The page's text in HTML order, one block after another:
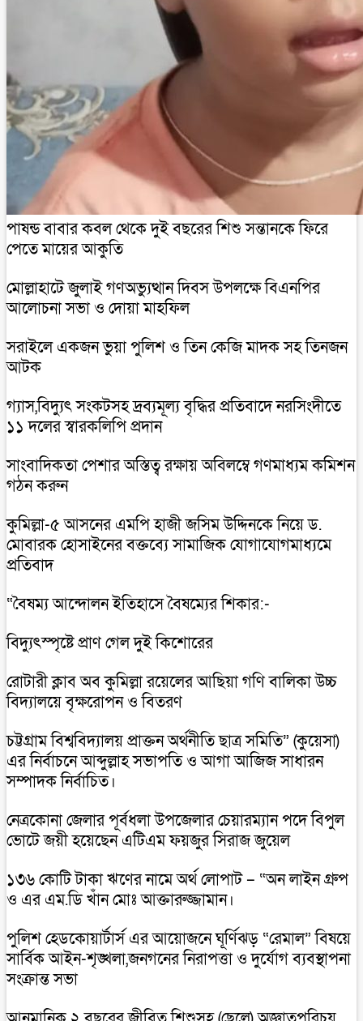
পাষন্ড বাবার কবল থেকে দুই বছরের শিশু সন্তানকে ফিরে
পেতে মায়ের আকুতি
মোল্লাহাটে জুলাই গণঅভ্যুত্থান দিবস উপলক্ষে বিএনপির
আলোচনা সভা ও দোয়া মাহফিল
সরাইলে একজন ভুয়া পুলিশ ও তিন কেজি মাদক সহ তিনজন
আটক
গ্যাস,বিদ্যুৎ সংকটসহ দ্রব্যমূল্য বৃদ্ধির প্রতিবাদে নরসিংদীতে
১১ দলের স্বারকলিপি প্রদান
সাংবাদিকতা পেশার অস্তিত্ব রক্ষায় অবিলম্বে গণমাধ্যম কমিশন
গঠন করুন
কুমিল্লা-৫ আসনের এমপি হাজী জসিম উদ্দিনকে নিয়ে ড.
মোবারক হোসাইনের বক্তব্যে সামাজিক যোগাযোগমাধ্যমে
প্রতিবাদ
“বৈষম্য আন্দোলন ইতিহাসে বৈষম্যের শিকার:-
বিদ্যুৎস্পৃষ্টে প্রাণ গেল দুই কিশোরের
রোটারী ক্লাব অব কুমিল্লা রয়েলের আছিয়া গণি বালিকা উচ্চ
বিদ্যালয়ে বৃক্ষরোপন ও বিতরণ
চট্টগ্রাম বিশ্ববিদ্যালয় প্রাক্তন অর্থনীতি ছাত্র সমিতি” (কুয়েসা)
এর নির্বাচনে আব্দুল্লাহ সভাপতি ও আগা আজিজ সাধারন
সম্পাদক নির্বাচিত।
নেত্রকোনা জেলার পূর্বধলা উপজেলার চেয়ারম্যান পদে বিপুল
ভোটে জয়ী হয়েছেন এটিএম ফয়জুর সিরাজ জুয়েল
১৩৬ কোটি টাকা ঋণের নামে অর্থ লোপাট – “অন লাইন গ্রুপ
ও এর এম.ডি খাঁন মোঃ আক্তারুজ্জামান।
পুলিশ হেডকোয়ার্টার্স এর আয়োজনে ঘূর্ণিঝড় “রেমাল” বিষয়ে
সার্বিক আইন-শৃঙ্খলা,জনগনের নিরাপত্তা ও দুর্যোগ ব্যবস্থাপনা
সংক্রান্ত সভা